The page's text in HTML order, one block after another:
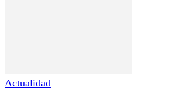
Actualidad